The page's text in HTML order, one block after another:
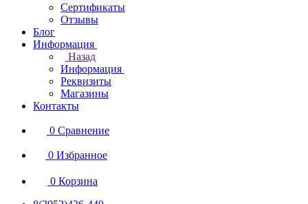
Сертификаты
Отзывы
Блог
Информация
Назад
Информация
Реквизиты
Магазины
Контакты
0 Сравнение
0 Избранное
0 Корзина